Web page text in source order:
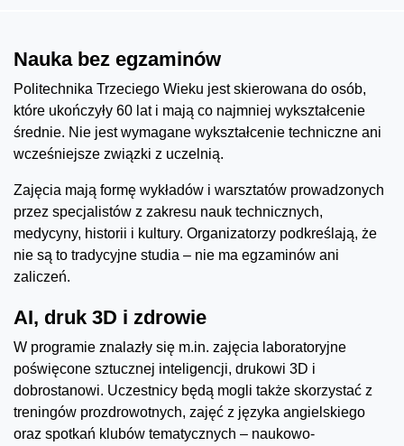
Nauka bez egzaminów
Politechnika Trzeciego Wieku jest skierowana do osób,
które ukończyły 60 lat i mają co najmniej wykształcenie
średnie. Nie jest wymagane wykształcenie techniczne ani
wcześniejsze związki z uczelnią.
Zajęcia mają formę wykładów i warsztatów prowadzonych
przez specjalistów z zakresu nauk technicznych,
medycyny, historii i kultury. Organizatorzy podkreślają, że
nie są to tradycyjne studia – nie ma egzaminów ani
zaliczeń.
AI, druk 3D i zdrowie
W programie znalazły się m.in. zajęcia laboratoryjne
poświęcone sztucznej inteligencji, drukowi 3D i
dobrostanowi. Uczestnicy będą mogli także skorzystać z
treningów prozdrowotnych, zajęć z języka angielskiego
oraz spotkań klubów tematycznych – naukowo-